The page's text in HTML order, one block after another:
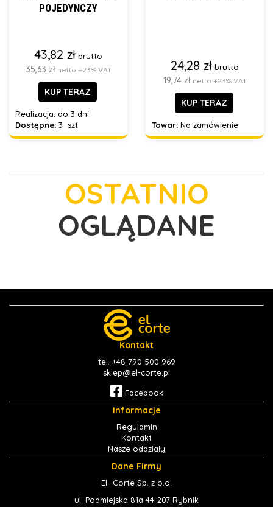
POJEDYNCZY
43,82 zł brutto
35,63 zł netto +23% VAT
KUP TERAZ
Realizacja: do 3 dni
Dostępne: 3 szt
24,28 zł brutto
19,74 zł netto +23% VAT
KUP TERAZ
Towar: Na zamówienie
OSTATNIO
OGLĄDANE
Kontakt
tel. +48 790 500 969
sklep@el-corte.pl
Facebook
Informacje
Regulamin
Kontakt
Nasze oddziały
Dane Firmy
El- Corte Sp. z o.o.
ul. Podmiejska 81a 44-207 Rybnik